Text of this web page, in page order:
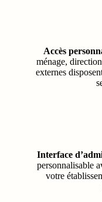
Accès
ménage,
externes
Interface
personnalisable
votre